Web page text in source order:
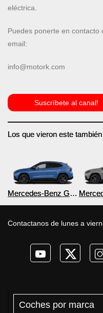
eléctrica.
Puedes ponerte en contacto
email:
info@motork.com
Suscríbete al canal!
Los que vieron este
Mercedes-Benz GLA
Contactanos de lunes a
Coches por marca